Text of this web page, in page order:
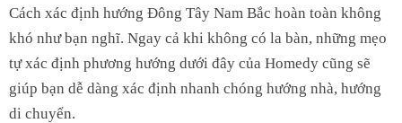
Cách xác định hướng Đông Tây Nam Bắc hoàn toàn không
khó như bạn nghĩ. Ngay cả khi không có la bàn, những mẹo
tự xác định phương hướng dưới đây của Homedy cũng sẽ
giúp bạn dễ dàng xác định nhanh chóng hướng nhà, hướng
di chuyển.